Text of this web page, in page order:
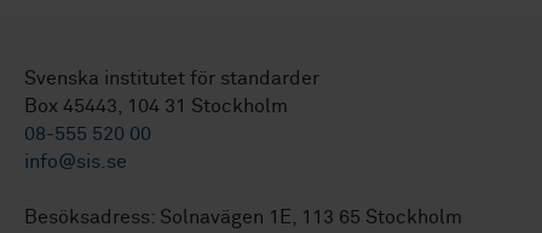
Svenska institutet för standarder
Box 45443, 104 31 Stockholm
08-555 520 00
info@sis.se
Besöksadress: Solnavägen 1E, 113 65 Stockholm